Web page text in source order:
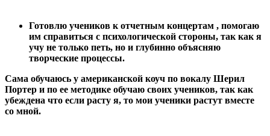
Готовлю учеников к отчетным концертам , помогаю
им справиться с психологической стороны, так как я
учу не только петь, но и глубинно объясняю
творческие процессы.
Сама обучаюсь у американской коуч по вокалу Шерил
Портер и по ее методике обучаю своих учеников, так как
убеждена что если расту я, то мои ученики растут вместе
со мной.